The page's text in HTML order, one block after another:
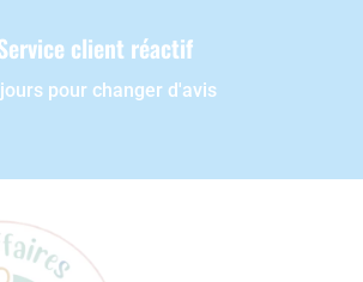
client réactif
pour changer d'avis